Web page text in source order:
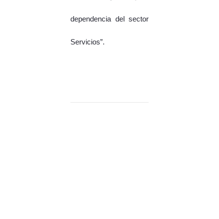
dependencia del sector
Servicios”.